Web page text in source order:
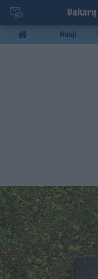
Pereiti
pagrindinį
turinį
Mobile
menu
Nauji